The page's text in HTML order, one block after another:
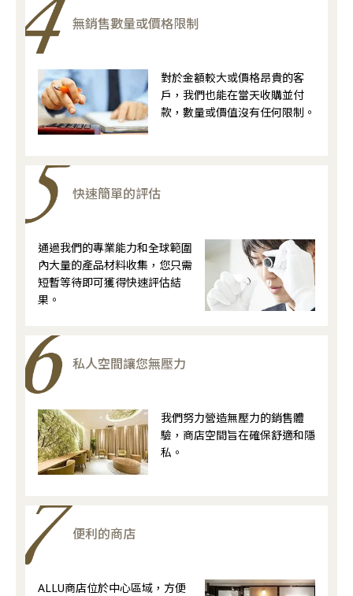
無銷售數量或價格限制
對於金額較大或價格昂貴的客
戶，我們也能在當天收購並付
款，數量或價值沒有任何限制。
快速簡單的評估
通過我們的專業能力和全球範圍
內大量的產品材料收集，您只需
短暫等待即可獲得快速評估結
果。
私人空間讓您無壓力
我們努力營造無壓力的銷售體
驗，商店空間旨在確保舒適和隱
私。
便利的商店
ALLU商店位於中心區域，方便